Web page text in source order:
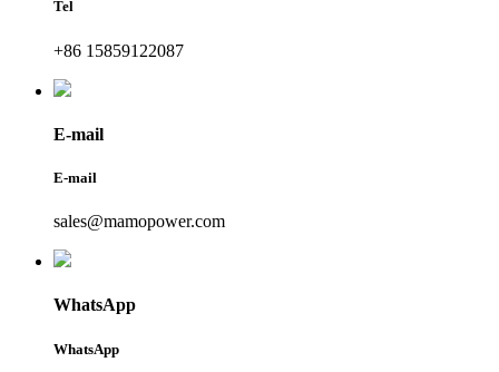
Tel
+86 15859122087
E-mail
E-mail
sales@mamopower.com
WhatsApp
WhatsApp